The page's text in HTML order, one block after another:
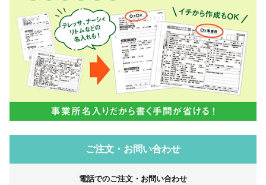
ご注文・お問い合わせ
電話でのご注文・お問い合わせ